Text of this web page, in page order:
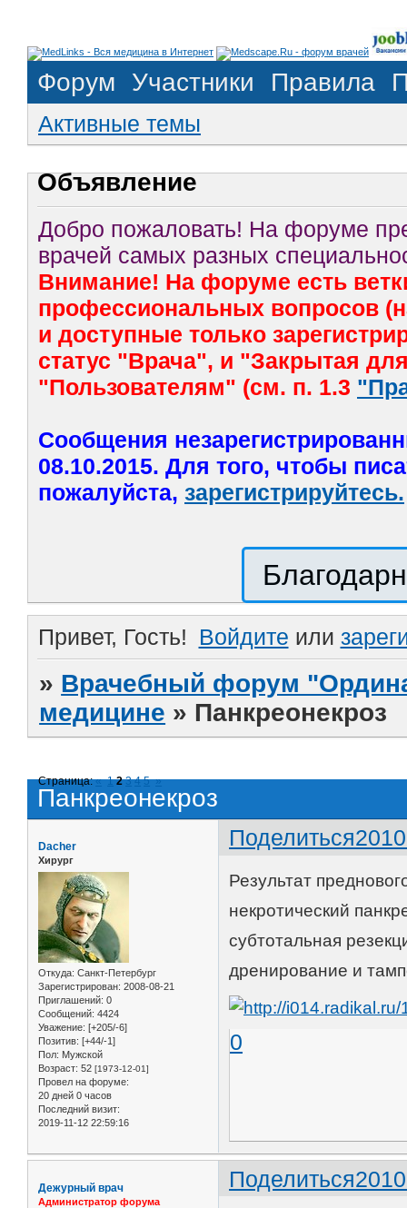
Форум Участники Правила
Активные темы
Объявление
Добро пожаловать! На форуме
врачей самых разных
Внимание! На форуме есть
профессиональных вопросов
и доступные только
статус "Врача", и "Закрытая
"Пользователям" (см. п. 1.3
Сообщения
08.10.2015. Для того, чтобы
пожалуйста, зарегистрируйтесь.
Привет, Гость! Войдите или
» Врачебный форум
медицине » Панкреонекроз
Панкреонекроз
Страница:« 1 2 3 4 5 »
Поделиться
Dacher
Хирург
Откуда: Санкт-Петербург
Зарегистрирован: 2008-08-21
Приглашений: 0
Сообщений: 4424
Уважение: [+205/-6]
Позитив: [+44/-1]
Пол: Мужской
Возраст: 52 [1973-12-01]
Провел на форуме:
20 дней 0 часов
Последний визит:
2019-11-12 22:59:16
Результат
некротический
субтотальная
дренирование и
0
Поделиться
Дежурный врач
Администратор форума